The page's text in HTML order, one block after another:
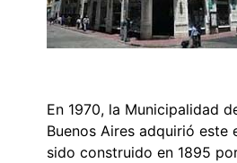
En 1970, la Municipalidad
Buenos Aires adquirió este
sido construido en 1895